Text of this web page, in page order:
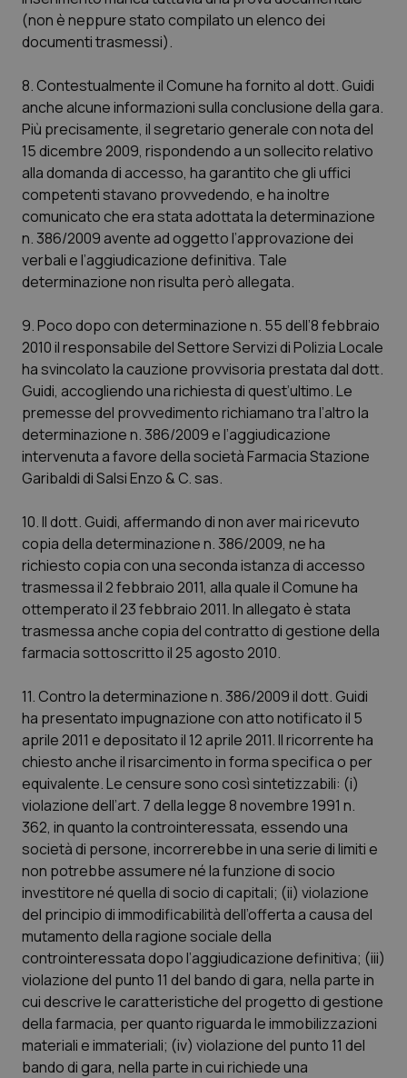
(non è neppure stato compilato un elenco dei
documenti trasmessi).
8. Contestualmente il Comune ha fornito al dott. Guidi
anche alcune informazioni sulla conclusione della gara.
Più precisamente, il segretario generale con nota del
15 dicembre 2009, rispondendo a un sollecito relativo
alla domanda di accesso, ha garantito che gli uffici
competenti stavano provvedendo, e ha inoltre
comunicato che era stata adottata la determinazione
n. 386/2009 avente ad oggetto l’approvazione dei
verbali e l’aggiudicazione definitiva. Tale
determinazione non risulta però allegata.
9. Poco dopo con determinazione n. 55 dell’8 febbraio
2010 il responsabile del Settore Servizi di Polizia Locale
ha svincolato la cauzione provvisoria prestata dal dott.
Guidi, accogliendo una richiesta di quest’ultimo. Le
premesse del provvedimento richiamano tra l’altro la
determinazione n. 386/2009 e l’aggiudicazione
intervenuta a favore della società Farmacia Stazione
Garibaldi di Salsi Enzo & C. sas.
10. Il dott. Guidi, affermando di non aver mai ricevuto
copia della determinazione n. 386/2009, ne ha
richiesto copia con una seconda istanza di accesso
trasmessa il 2 febbraio 2011, alla quale il Comune ha
ottemperato il 23 febbraio 2011. In allegato è stata
trasmessa anche copia del contratto di gestione della
farmacia sottoscritto il 25 agosto 2010.
11. Contro la determinazione n. 386/2009 il dott. Guidi
ha presentato impugnazione con atto notificato il 5
aprile 2011 e depositato il 12 aprile 2011. Il ricorrente ha
chiesto anche il risarcimento in forma specifica o per
equivalente. Le censure sono così sintetizzabili: (i)
violazione dell’art. 7 della legge 8 novembre 1991 n.
362, in quanto la controinteressata, essendo una
società di persone, incorrerebbe in una serie di limiti e
non potrebbe assumere né la funzione di socio
investitore né quella di socio di capitali; (ii) violazione
del principio di immodificabilità dell’offerta a causa del
mutamento della ragione sociale della
controinteressata dopo l’aggiudicazione definitiva; (iii)
violazione del punto 11 del bando di gara, nella parte in
cui descrive le caratteristiche del progetto di gestione
della farmacia, per quanto riguarda le immobilizzazioni
materiali e immateriali; (iv) violazione del punto 11 del
bando di gara, nella parte in cui richiede una